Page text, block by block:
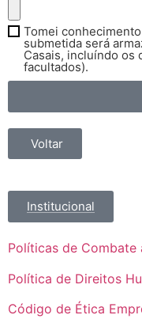
Tomei
submetida será
Casais, incluíndo os
facultados).
Voltar
Institucional
Políticas de Combate
Política de Direitos
Código de Ética